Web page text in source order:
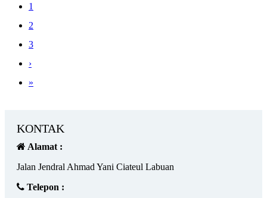
1
2
3
›
»
KONTAK
Alamat :
Jalan Jendral Ahmad Yani Ciateul Labuan
Telepon :